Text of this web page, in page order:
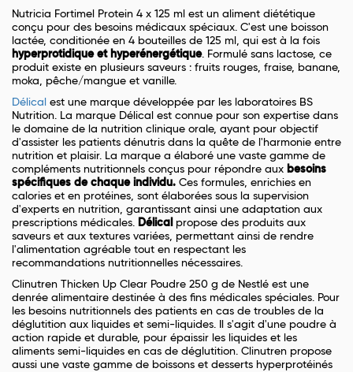
Nutricia Fortimel Protein 4 x 125 ml est un aliment diététique
conçu pour des besoins médicaux spéciaux. C'est une boisson
lactée, conditionée en 4 bouteilles de 125 ml, qui est à la fois
hyperprotidique et hyperénergétique. Formulé sans lactose, ce
produit existe en plusieurs saveurs : fruits rouges, fraise, banane,
moka, pêche/mangue et vanille.
Délical est une marque développée par les laboratoires BS
Nutrition. La marque Délical est connue pour son expertise dans
le domaine de la nutrition clinique orale, ayant pour objectif
d'assister les patients dénutris dans la quête de l'harmonie entre
nutrition et plaisir. La marque a élaboré une vaste gamme de
compléments nutritionnels conçus pour répondre aux besoins
spécifiques de chaque individu. Ces formules, enrichies en
calories et en protéines, sont élaborées sous la supervision
d'experts en nutrition, garantissant ainsi une adaptation aux
prescriptions médicales. Délical propose des produits aux
saveurs et aux textures variées, permettant ainsi de rendre
l'alimentation agréable tout en respectant les
recommandations nutritionnelles nécessaires.
Clinutren Thicken Up Clear Poudre 250 g de Nestlé est une
denrée alimentaire destinée à des fins médicales spéciales. Pour
les besoins nutritionnels des patients en cas de troubles de la
déglutition aux liquides et semi-liquides. Il s'agit d'une poudre à
action rapide et durable, pour épaissir les liquides et les
aliments semi-liquides en cas de déglutition. Clinutren propose
aussi une vaste gamme de boissons et desserts hyperprotéinés